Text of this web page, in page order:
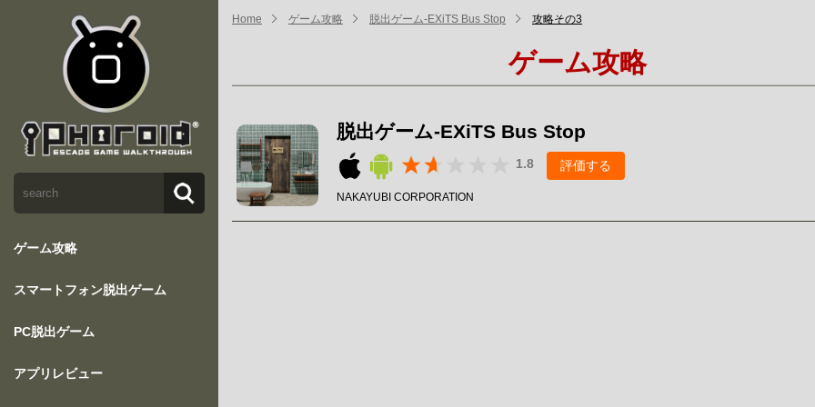
ゲーム攻略
スマートフォン脱出ゲーム
PC脱出ゲーム
アプリレビュー
Home ゲーム攻略 脱出ゲーム-EXiTS Bus Stop 攻略その3
ゲーム攻略
脱出ゲーム-EXiTS Bus Stop
1.8 評価する
NAKAYUBI CORPORATION